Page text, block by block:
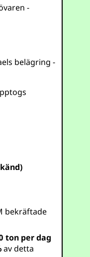
-
belägring -
bekräftade
ton per dag
av detta